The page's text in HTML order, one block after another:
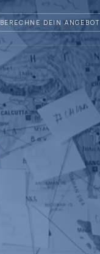
BERECHNE DEIN ANGEBOT